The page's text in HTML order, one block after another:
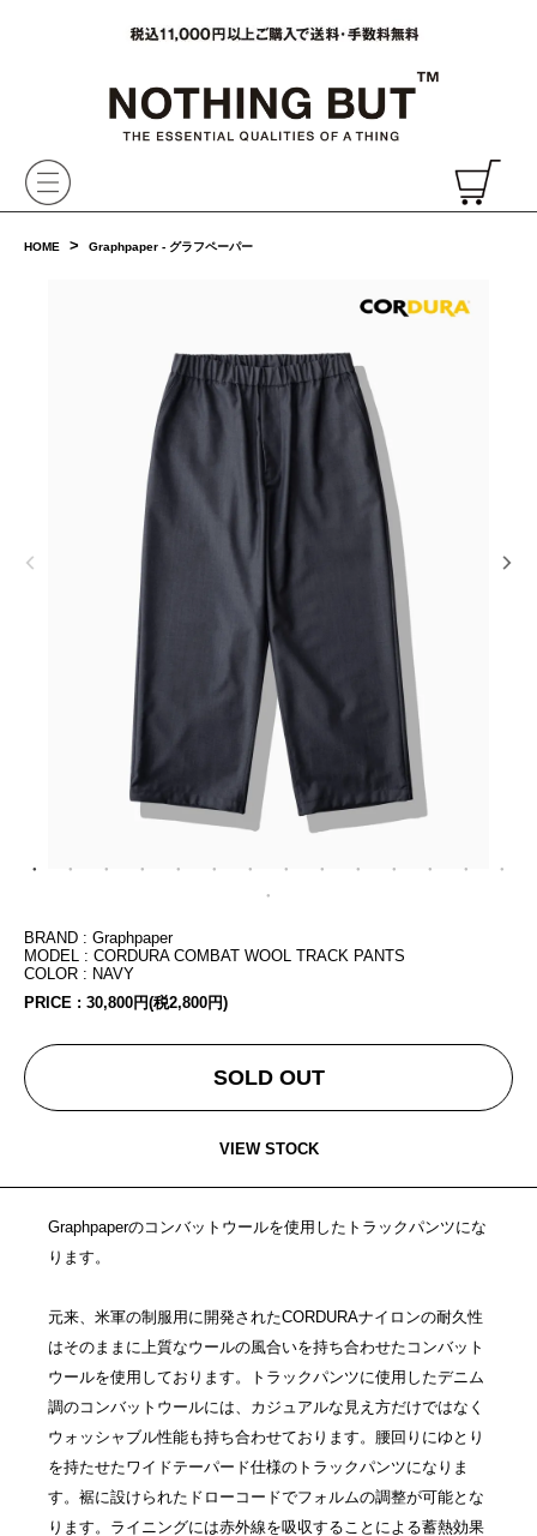
HOME > Graphpaper - グラフペーパー
BRAND : Graphpaper
MODEL : CORDURA COMBAT WOOL TRACK PANTS
COLOR : NAVY
PRICE : 30,800円(税2,800円)
SOLD OUT
VIEW STOCK
Graphpaperのコンバットウールを使用したトラックパンツにな
ります。
元来、米軍の制服用に開発されたCORDURAナイロンの耐久性
はそのままに上質なウールの風合いを持ち合わせたコンバット
ウールを使用しております。トラックパンツに使用したデニム
調のコンバットウールには、カジュアルな見え方だけではなく
ウォッシャブル性能も持ち合わせております。腰回りにゆとり
を持たせたワイドテーパード仕様のトラックパンツになりま
す。裾に設けられたドローコードでフォルムの調整が可能とな
ります。ライニングには赤外線を吸収することによる蓄熱効果